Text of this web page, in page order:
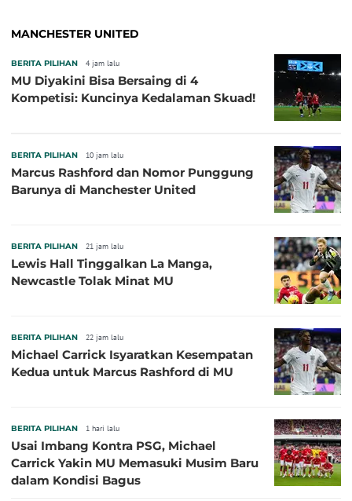
MANCHESTER UNITED
BERITA PILIHAN 4 jam lalu
MU Diyakini Bisa Bersaing di 4
Kompetisi: Kuncinya Kedalaman Skuad!
BERITA PILIHAN 10 jam lalu
Marcus Rashford dan Nomor Punggung
Barunya di Manchester United
BERITA PILIHAN 21 jam lalu
Lewis Hall Tinggalkan La Manga,
Newcastle Tolak Minat MU
BERITA PILIHAN 22 jam lalu
Michael Carrick Isyaratkan Kesempatan
Kedua untuk Marcus Rashford di MU
BERITA PILIHAN 1 hari lalu
Usai Imbang Kontra PSG, Michael
Carrick Yakin MU Memasuki Musim Baru
dalam Kondisi Bagus